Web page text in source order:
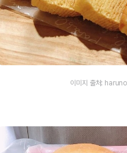
이미지 출처: